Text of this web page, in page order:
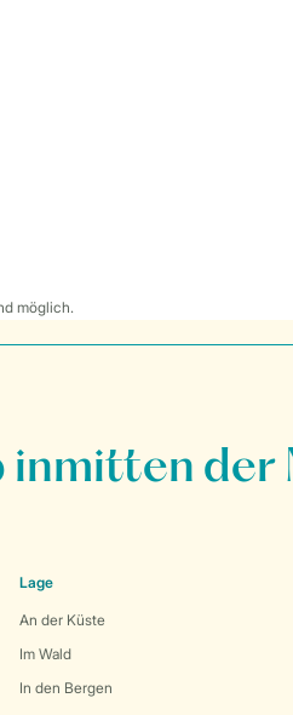
möglich.
inmitten der
Lage
An der Küste
Im Wald
In den Bergen